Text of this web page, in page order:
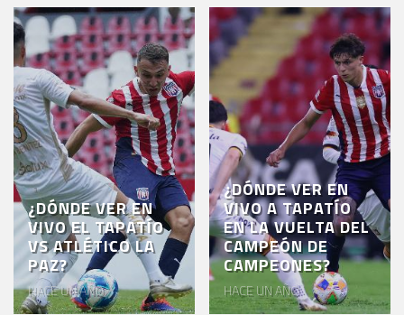
¿DÓNDE VER EN
VIVO EL TAPATÍO
VS ATLÉTICO LA
PAZ?
HACE UN AÑO
¿DÓNDE VER EN
VIVO A TAPATÍO
EN LA VUELTA DEL
CAMPEÓN DE
CAMPEONES?
HACE UN AÑO